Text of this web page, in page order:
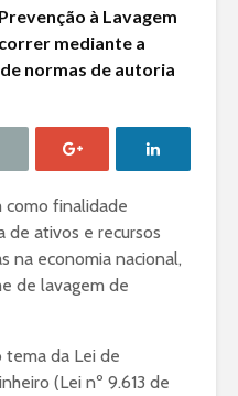
à Lavagem
mediante a
normas de autoria
como finalidade
ativos e recursos
na economia nacional,
de lavagem de
tema da Lei de
(Lei nº 9.613 de